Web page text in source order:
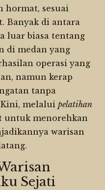
hormat, sesuai
Banyak di antara
luar biasa tentang
di medan yang
operasi yang
namun kerap
tanpa
melalui pelatihan
untuk menorehkan
warisan
Sejati